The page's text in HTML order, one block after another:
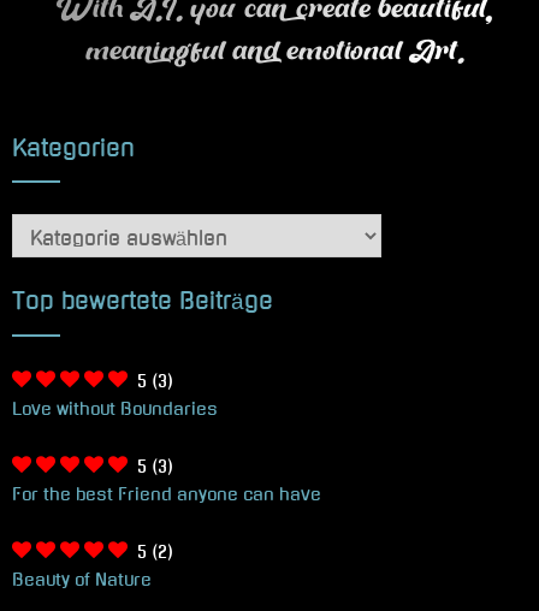
With A.I. you can create beautiful,
meaningful and emotional Art.
Kategorien
Kategorien
Top bewertete Beiträge
5 (3)
Love without Boundaries
5 (3)
For the best Friend anyone can have
5 (2)
Beauty of Nature